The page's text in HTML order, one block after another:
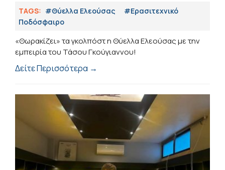
TAGS: #Θύελλα Ελεούσας
#Eρασιτεχνικό
Ποδόσφαιρο
«Θωρακίζει» τα γκολπόστ η Θύελλα Ελεούσας με την
εμπειρία του Τάσου Γκούγιαννου!
Δείτε Περισσότερα →